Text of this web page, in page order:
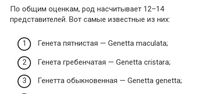
По общим оценкам, род насчитывает 12–14
представителей. Вот самые известные из них:
Генета пятнистая — Genetta maculata;
Генета гребенчатая — Genetta cristara;
Генетта обыкновенная — Genetta genetta;